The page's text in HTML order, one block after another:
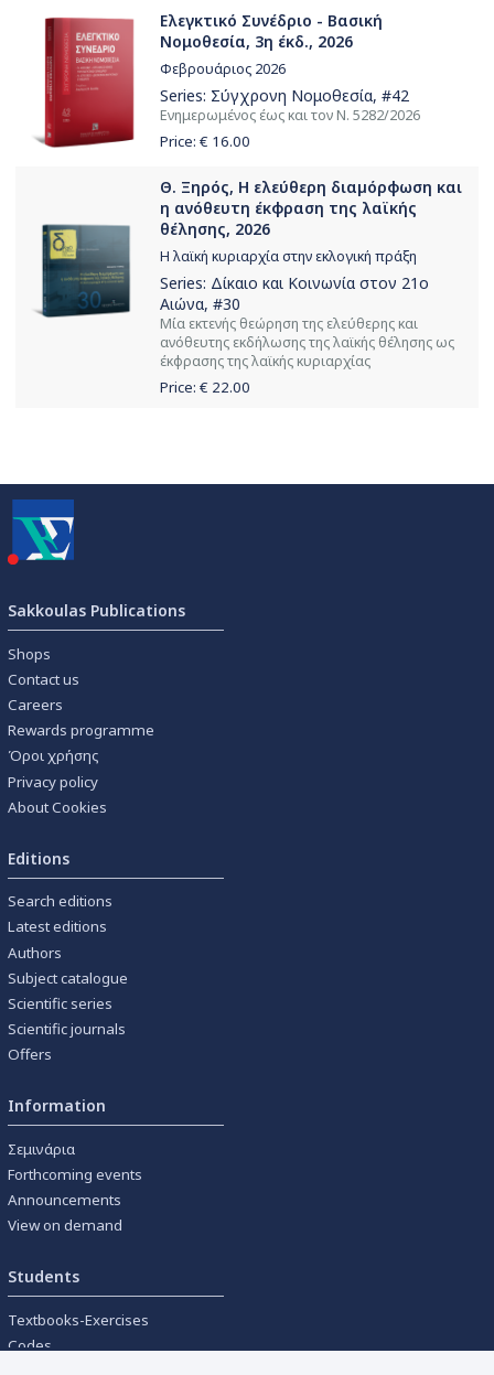
Ελεγκτικό Συνέδριο - Βασική
Νομοθεσία, 3η έκδ., 2026
Φεβρουάριος 2026
Series: Σύγχρονη Νομοθεσία, #42
Ενημερωμένος έως και τον Ν. 5282/2026
Price: € 16.00
Θ. Ξηρός, H ελεύθερη διαµόρφωση και
η ανόθευτη έκφραση της λαϊκής
θέλησης, 2026
H λαϊκή κυριαρχία στην εκλογική πράξη
Series: Δίκαιο και Κοινωνία στον 21ο
Αιώνα, #30
Μία εκτενής θεώρηση της ελεύθερης και
ανόθευτης εκδήλωσης της λαϊκής θέλησης ως
έκφρασης της λαϊκής κυριαρχίας
Price: € 22.00
Sakkoulas Publications
Shops
Contact us
Careers
Rewards programme
Όροι χρήσης
Privacy policy
About Cookies
Editions
Search editions
Latest editions
Authors
Subject catalogue
Scientific series
Scientific journals
Offers
Information
Σεμινάρια
Forthcoming events
Announcements
View on demand
Students
Textbooks-Exercises
Codes